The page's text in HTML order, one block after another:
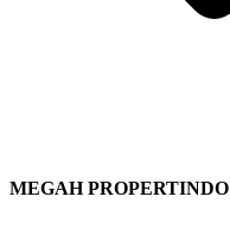
MEGAH PROPERTINDO